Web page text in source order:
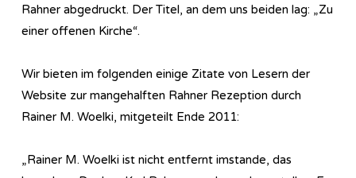
Rahner abgedruckt. Der Titel, an dem uns beiden lag: „Zu
einer offenen Kirche“.
Wir bieten im folgenden einige Zitate von Lesern der
Website zur mangehalften Rahner Rezeption durch
Rainer M. Woelki, mitgeteilt Ende 2011:
„Rainer M. Woelki ist nicht entfernt imstande, das